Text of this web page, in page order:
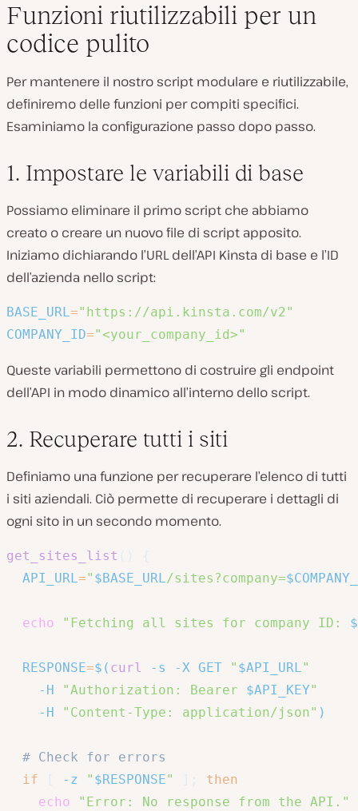
Funzioni riutilizzabili per un
codice pulito
Per mantenere il nostro script modulare e riutilizzabile,
definiremo delle funzioni per compiti specifici.
Esaminiamo la configurazione passo dopo passo.
1. Impostare le variabili di base
Possiamo eliminare il primo script che abbiamo
creato o creare un nuovo file di script apposito.
Iniziamo dichiarando l’URL dell’API Kinsta di base e l’ID
dell’azienda nello script:
BASE_URL="https://api.kinsta.com/v2"
COMPANY_ID="<your_company_id>"
Queste variabili permettono di costruire gli endpoint
dell’API in modo dinamico all’interno dello script.
2. Recuperare tutti i siti
Definiamo una funzione per recuperare l’elenco di tutti
i siti aziendali. Ciò permette di recuperare i dettagli di
ogni sito in un secondo momento.
get_sites_list
API_URL=" $BASE_URL/sites?company=
echo "Fetching all sites for company ID:
RESPONSE=$( curl -s -X GET " $API_URL"
-H
"Authorization: Bearer $API_KEY"
-H
"Content-Type: application/json" )
# Check for errors
if
-z " $RESPONSE"
then
echo
"Error: No response from the API."